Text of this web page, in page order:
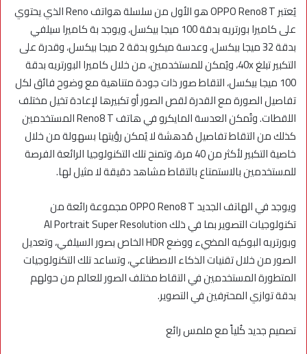
يُعتبر OPPO Reno8 T هو الأول من سلسلة هواتف Reno الذي يحتوي
على كاميرا بورتريه بدقة 100 ميجا بيكسل، ويوجد بة كاميرا سيلفي
بدقة 32 ميجا بيكسل، وعدسة ميكرو بدقة 2 ميجا بيكسل، وقدرة على
التكبير تبلغ 40x، ويُمكن للمستخدمين، من خلال كاميرا البورتريه بدقة
100 ميجا بيكسل، التقاط صور ذات جودة متناهية مع وضوح فائق لكل
تفاصيل الصورة مع القدرة لقص الصور أو تكبيرها لإعادة تخيل مختلف
اللقطات. وتُمكن العدسة المايكرو في هاتف Reno8 T المستخدمين
كذلك من التقاط تفاصيل مُدهشة لا يُمكن رؤيتها بسهولة من خلال
خاصية التكبير لأكثر من 40 مرة، وتمنح تلك التكنولوجيا الرائعة الفرصة
للمستخدمين بالاستمتاع بالتقاط مشاهد دقيقة لا مثيل لها.
ويوجد في الهاتف الجديد OPPO Reno8 T مجموعة رائعة من
تكنولوجيات التصوير بما في ذلك AI Portrait Super Resolution
وبورتريه البوكيه المضيء ووضع HDR الخاص بصور السيلفي، وتعديل
الصور من خلال تقنيات الذكاء الاصطناعي، وتساعد تلك التكنولوجيات
المتطورة المستخدمين في التقاط مختلف الصور للعالم من حولهم
بدقة توازي المحترفين في التصوير.
تصميم جديد كُلياً مع ملمس رائع